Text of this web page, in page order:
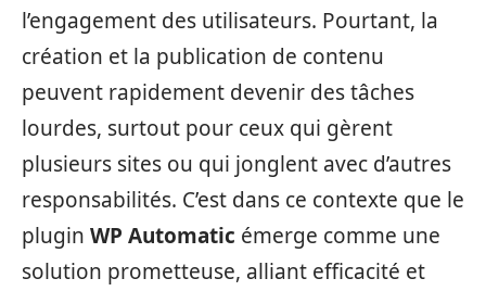
l’engagement des utilisateurs. Pourtant, la
création et la publication de contenu
peuvent rapidement devenir des tâches
lourdes, surtout pour ceux qui gèrent
plusieurs sites ou qui jonglent avec d’autres
responsabilités. C’est dans ce contexte que le
plugin WP Automatic émerge comme une
solution prometteuse, alliant efficacité et